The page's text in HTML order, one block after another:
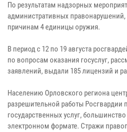
По результатам надзорных
административных
причинам 4 единицы оружия.
В период с 12 по 19 августа
по вопросам оказания госуслуг,
заявлений, выдали 185 лицензий и
Населению Орловского региона
разрешительной работы Росгвардии
государственных услуг,
электронном формате. Стражи